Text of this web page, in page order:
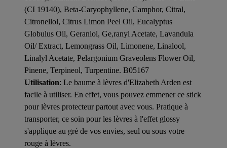
(CI 19140), Beta-Caryophyllene, Camphor, Citral,
Citronellol, Citrus Limon Peel Oil, Eucalyptus
Globulus Oil, Geraniol, Ge,ranyl Acetate, Lavandula
Oil/ Extract, Lemongrass Oil, Limonene, Linalool,
Linalyl Acetate, Pelargonium Graveolens Flower Oil,
Pinene, Terpineol, Turpentine. B05167
Utilisation: Le baume à lèvres d'Elizabeth Arden est
facile à utiliser. En effet, vous pouvez emmener ce stick
pour lèvres protecteur partout avec vous. Pratique à
transporter, ce soin pour les lèvres à l'effet glossy
s'applique au gré de vos envies, seul ou sous votre
rouge à lèvres.